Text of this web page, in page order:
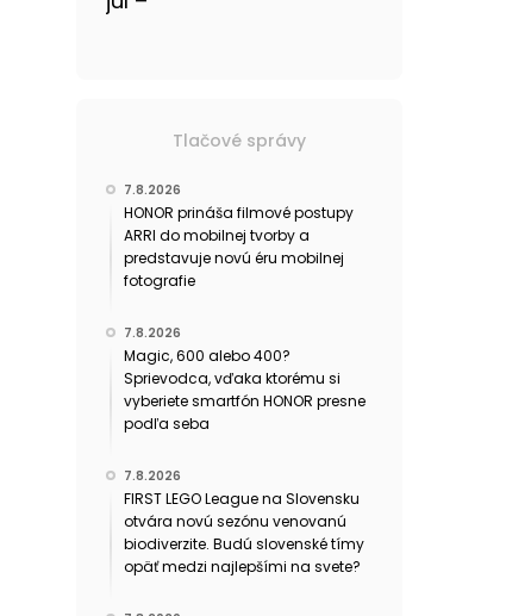
Tlačové správy
7.8.2026
HONOR prináša filmové postupy
ARRI do mobilnej tvorby a
predstavuje novú éru mobilnej
fotografie
7.8.2026
Magic, 600 alebo 400?
Sprievodca, vďaka ktorému si
vyberiete smartfón HONOR presne
podľa seba
7.8.2026
FIRST LEGO League na Slovensku
otvára novú sezónu venovanú
biodiverzite. Budú slovenské tímy
opäť medzi najlepšími na svete?